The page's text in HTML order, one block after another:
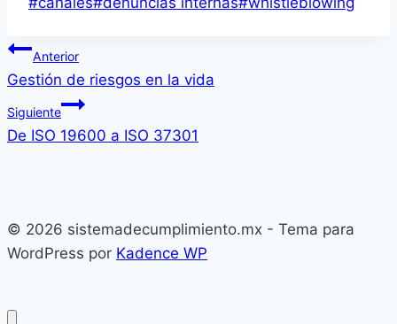
la
entrada:
Navegación
de
entradas
Anterior
Gestión de riesgos en la vida
Siguiente
De ISO 19600 a ISO 37301
© 2026 sistemadecumplimiento.mx - Tema para
WordPress por Kadence WP